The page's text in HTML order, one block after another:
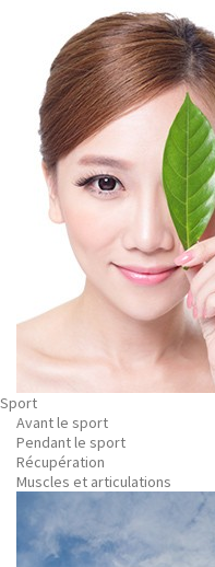
Sport
Avant le sport
Pendant le sport
Récupération
Muscles et articulations